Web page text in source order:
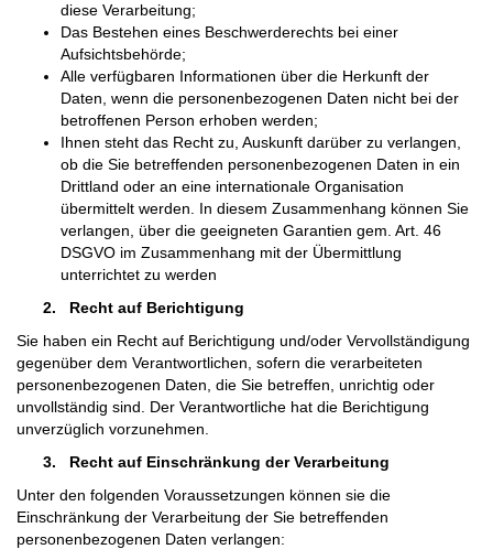
diese Verarbeitung;
Das Bestehen eines Beschwerderechts bei einer
Aufsichtsbehörde;
Alle verfügbaren Informationen über die Herkunft der
Daten, wenn die personenbezogenen Daten nicht bei der
betroffenen Person erhoben werden;
Ihnen steht das Recht zu, Auskunft darüber zu verlangen,
ob die Sie betreffenden personenbezogenen Daten in ein
Drittland oder an eine internationale Organisation
übermittelt werden. In diesem Zusammenhang können Sie
verlangen, über die geeigneten Garantien gem. Art. 46
DSGVO im Zusammenhang mit der Übermittlung
unterrichtet zu werden
2. Recht auf Berichtigung
Sie haben ein Recht auf Berichtigung und/oder Vervollständigung
gegenüber dem Verantwortlichen, sofern die verarbeiteten
personenbezogenen Daten, die Sie betreffen, unrichtig oder
unvollständig sind. Der Verantwortliche hat die Berichtigung
unverzüglich vorzunehmen.
3. Recht auf Einschränkung der Verarbeitung
Unter den folgenden Voraussetzungen können sie die
Einschränkung der Verarbeitung der Sie betreffenden
personenbezogenen Daten verlangen: